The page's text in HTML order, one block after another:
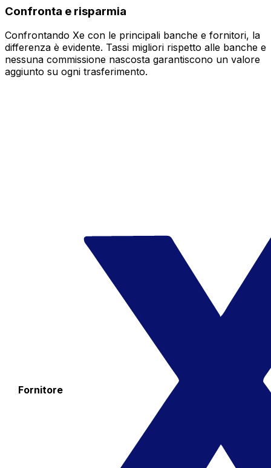
Confronta e risparmia
Confrontando Xe con le principali banche e fornitori, la
differenza è evidente. Tassi migliori rispetto alle banche e
nessuna commissione nascosta garantiscono un valore
aggiunto su ogni trasferimento.
Fornitore